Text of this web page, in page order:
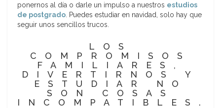
ponernos al día o darle un impulso a nuestros estudios
de postgrado . Puedes estudiar en navidad, solo hay que
seguir unos sencillos trucos.
LOS
COMPROMISOS
FAMILIARES,
DIVERTIRNOS Y
ESTUDIAR NO
SON COSAS
INCOMPATIBLES.